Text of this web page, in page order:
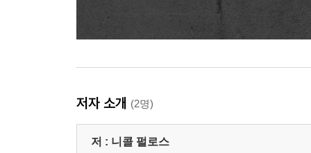
저자 소개 (2명)
저 : 니콜 펄로스